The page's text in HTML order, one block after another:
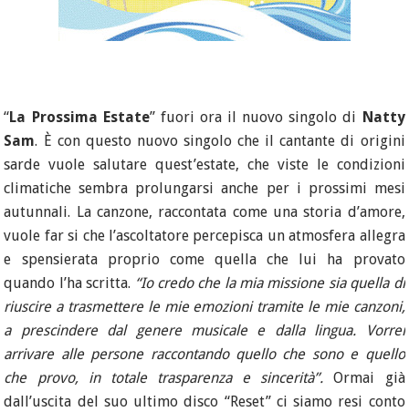
“La Prossima Estate” fuori ora il nuovo singolo di Natty
Sam. È con questo nuovo singolo che il cantante di origini
sarde vuole salutare quest’estate, che viste le condizioni
climatiche sembra prolungarsi anche per i prossimi mesi
autunnali. La canzone, raccontata come una storia d’amore,
vuole far si che l’ascoltatore percepisca un atmosfera allegra
e spensierata proprio come quella che lui ha provato
quando l’ha scritta. “Io credo che la mia missione sia quella di
riuscire a trasmettere le mie emozioni tramite le mie canzoni,
a prescindere dal genere musicale e dalla lingua. Vorrei
arrivare alle persone raccontando quello che sono e quello
che provo, in totale trasparenza e sincerità”. Ormai già
dall’uscita del suo ultimo disco “Reset” ci siamo resi conto